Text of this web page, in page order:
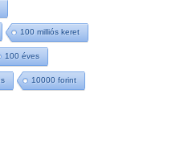
100 milliós keret
100 éves
10000 forint